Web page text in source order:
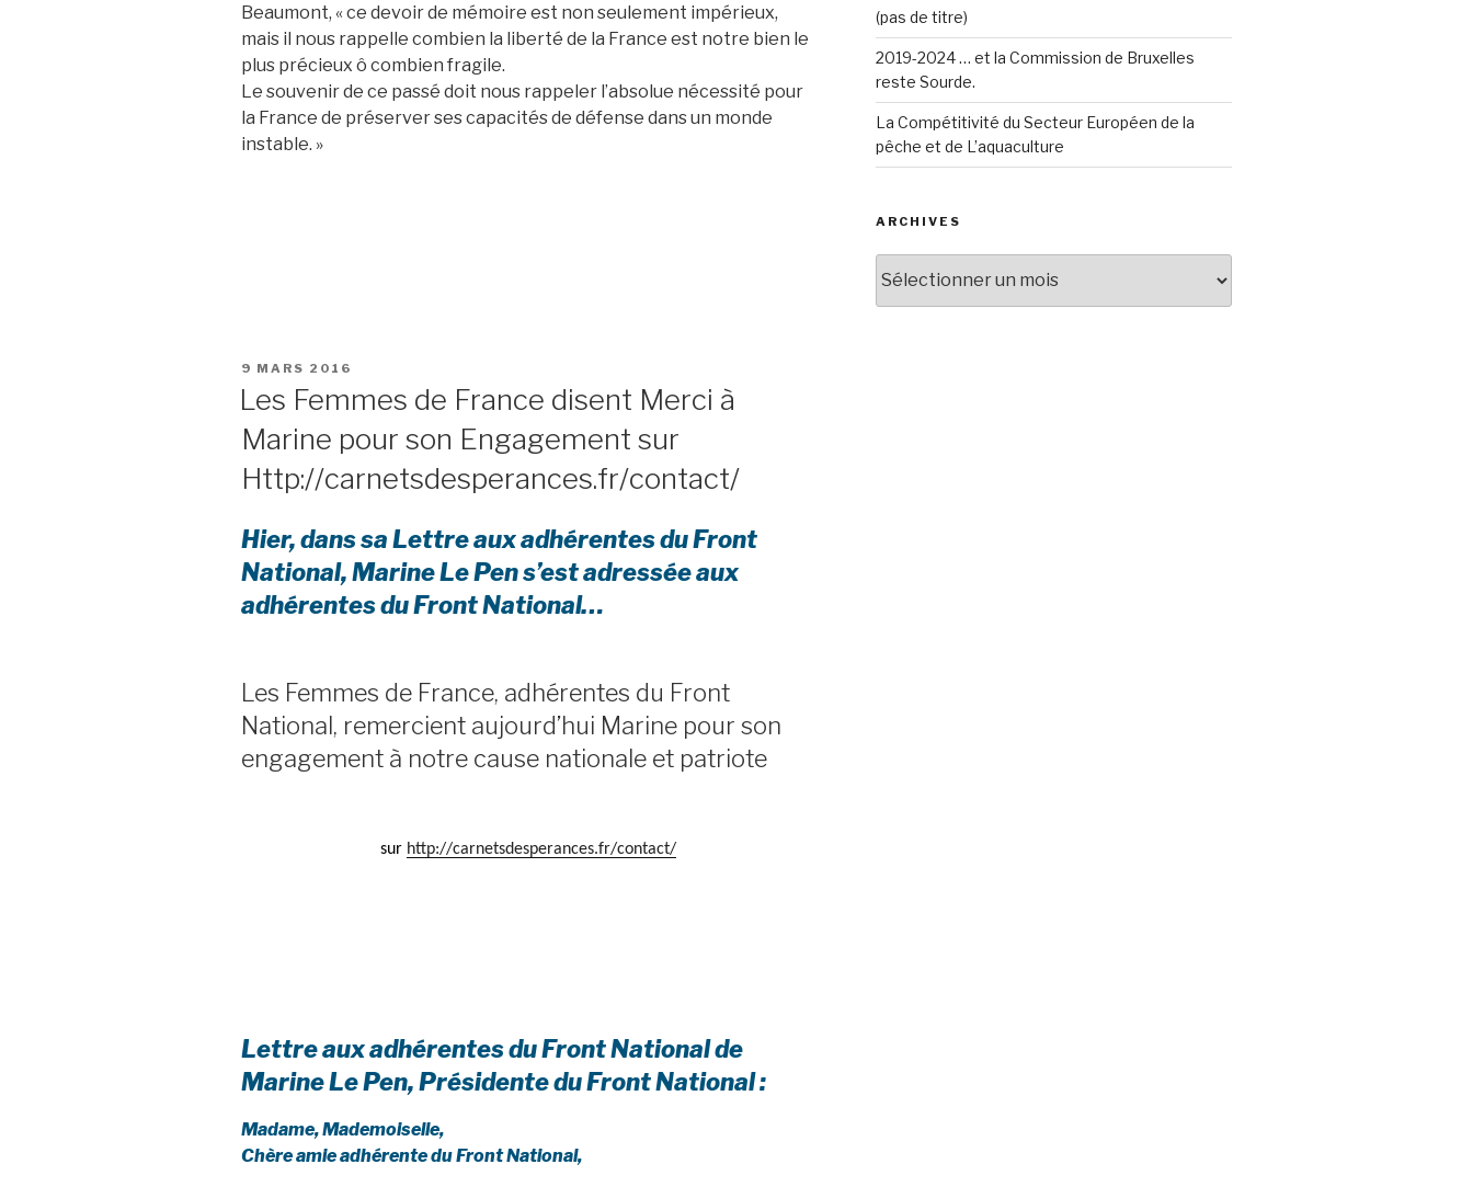
Beaumont, « ce devoir de mémoire est non seulement impérieux,
mais il nous rappelle combien la liberté de la France est notre bien le
plus précieux ô combien fragile.
Le souvenir de ce passé doit nous rappeler l’absolue nécessité pour
la France de préserver ses capacités de défense dans un monde
instable. »
PUBLIÉ
9 MARS 2016
Les Femmes de France disent Merci à
Marine pour son Engagement sur
Http://carnetsdesperances.fr/contact/
Hier, dans sa Lettre aux adhérentes du Front
National, Marine Le Pen s’est adressée aux
adhérentes du Front National…
Les Femmes de France, adhérentes du Front
National, remercient aujourd’hui Marine pour son
engagement à notre cause nationale et patriote
sur http://carnetsdesperances.fr/contact/
Lettre aux adhérentes du Front National de
Marine Le Pen, Présidente du Front National :
Madame, Mademoiselle,
Chère amie adhérente du Front National,
(pas de titre)
2019-2024 … et la Commission de Bruxelles
reste Sourde.
La Compétitivité du Secteur Européen de la
pêche et de L’aquaculture
ARCHIVES